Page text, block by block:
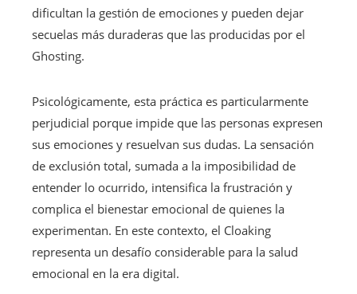
dificultan la gestión de emociones y pueden dejar
secuelas más duraderas que las producidas por el
Ghosting.
Psicológicamente, esta práctica es particularmente
perjudicial porque impide que las personas expresen
sus emociones y resuelvan sus dudas. La sensación
de exclusión total, sumada a la imposibilidad de
entender lo ocurrido, intensifica la frustración y
complica el bienestar emocional de quienes la
experimentan. En este contexto, el Cloaking
representa un desafío considerable para la salud
emocional en la era digital.